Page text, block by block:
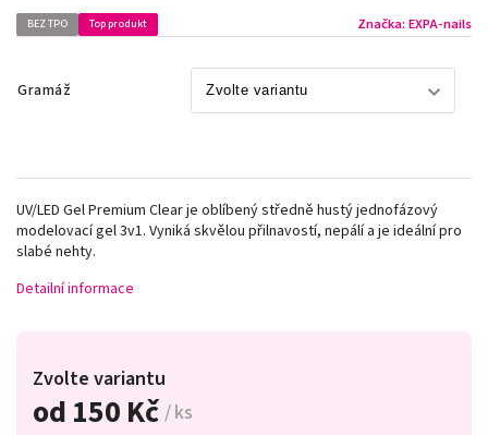
BEZ TPO Top produkt Značka: EXPA-nails
Gramáž
od 150 Kč / ks
Zvolte variantu
UV/LED Gel Premium Clear je oblíbený středně hustý jednofázový
modelovací gel 3v1. Vyniká skvělou přilnavostí, nepálí a je ideální pro
slabé nehty.
Detailní informace